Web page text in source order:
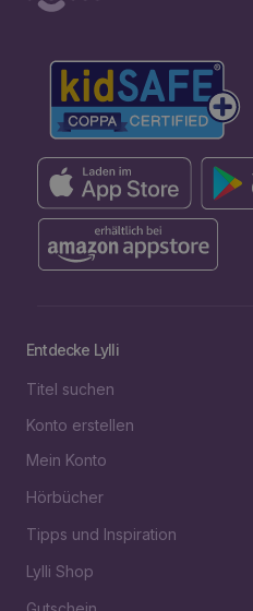
Entdecke Lylli
Titel suchen
Konto erstellen
Mein Konto
Hörbücher
Tipps und Inspiration
Lylli Shop